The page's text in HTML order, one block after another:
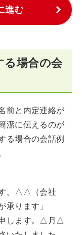
進む
る場合の会
前と内定連絡が
潔に伝えるのが
る場合の会話例
す。△△（会社
ります」
します。△月△